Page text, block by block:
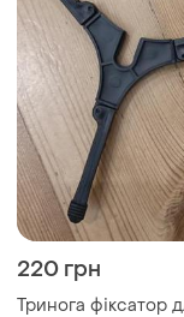
220 грн
Тринога фіксатор